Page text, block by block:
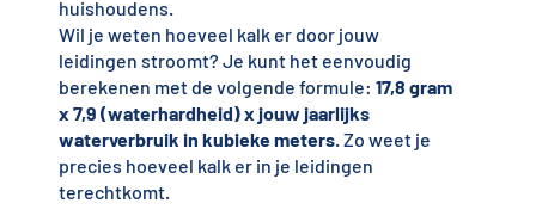
huishoudens.
Wil je weten hoeveel kalk er door jouw
leidingen stroomt? Je kunt het eenvoudig
berekenen met de volgende formule: 17,8 gram
x 7,9 (waterhardheid) x jouw jaarlijks
waterverbruik in kubieke meters. Zo weet je
precies hoeveel kalk er in je leidingen
terechtkomt.